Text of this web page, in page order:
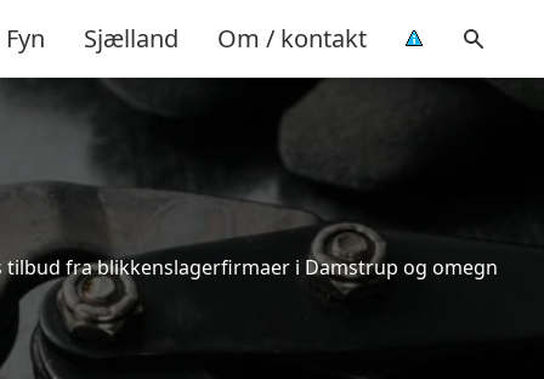
Fyn Sjælland Om / kontakt
fra blikkenslagerfirmaer i Damstrup og omegn